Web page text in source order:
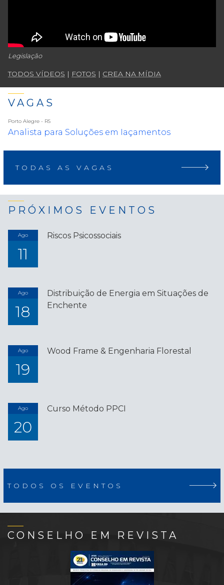
VAGAS
Porto Alegre - RS
Analista para Soluções em Iaçamentos
TODAS AS VAGAS
Legislação
TODOS VÍDEOS | FOTOS | CREA NA MÍDIA
PRÓXIMOS EVENTOS
Ago
11
Riscos Psicossociais
Ago
18
Distribuição de Energia em Situações de
Enchente
Ago
19
Wood Frame & Engenharia Florestal
Ago
20
Curso Método PPCI
TODOS OS EVENTOS
CONSELHO EM REVISTA